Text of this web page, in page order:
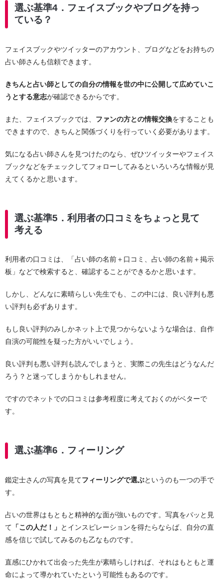
選ぶ基準4．フェイスブックやブログを持っ
ている？
フェイスブックやツイッターのアカウント、ブログなどをお持ちの
占い師さんも信頼できます。
きちんと占い師としての自分の情報を世の中に公開して広めていこ
うとする意志が確認できるからです。
また、フェイスブックでは、 ファンの方との情報交換をすることも
できますので、きちんと関係づくりを行っていく必要があります。
気になる占い師さんを見つけたのなら、ぜひツイッターやフェイス
ブックなどをチェックしてフォローしてみるといろいろな情報が見
えてくるかと思います。
選ぶ基準5．利用者の口コミをちょっと見て
考える
利用者の口コミは、「占い師の名前＋口コミ、占い師の名前＋掲示
板」などで検索すると、確認することができるかと思います。
しかし、どんなに素晴らしい先生でも、この中には、良い評判も悪
い評判も必ずあります。
もし良い評判のみしかネット上で見つからないような場合は、自作
自演の可能性を疑った方がいいでしょう。
良い評判も悪い評判も読んでしまうと、実際この先生はどうなんだ
ろう？と迷ってしまうかもしれません。
ですのでネットでの口コミは参考程度に考えておくのがベターで
す。
選ぶ基準6．フィーリング
鑑定士さんの写真を見てフィーリングで選ぶというのも一つの手で
す。
占いの世界はもともと精神的な面が強いものです。写真をパッと見
て 「この人だ！」 とインスピレーションを得たらならば、自分の直
感を信じで試してみるのも乙なものです。
直感にひかれて出会った先生が素晴らしければ、それはもともと運
命によって導かれていたという可能性もあるのです。